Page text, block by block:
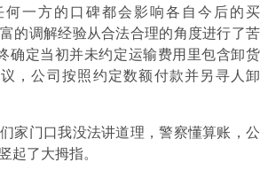
何一方的口碑都会影响各自今后的买
的调解经验从合法合理的角度进行了苦
确定当初并未约定运输费用里包含卸货
，公司按照约定数额付款并另寻人卸
家门口我没法讲道理，警察懂算账，公
起了大拇指。